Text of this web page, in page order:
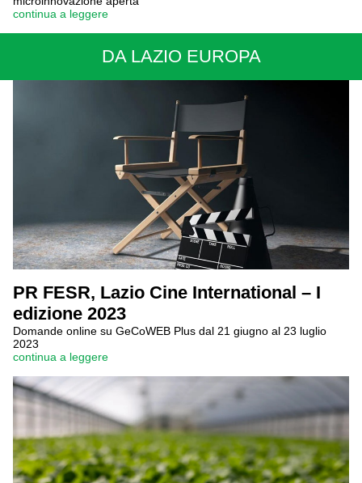
continua a leggere
DA LAZIO EUROPA
PR FESR, Lazio Cine International – I
edizione 2023
Domande online su GeCoWEB Plus dal 21 giugno al 23 luglio
2023
continua a leggere